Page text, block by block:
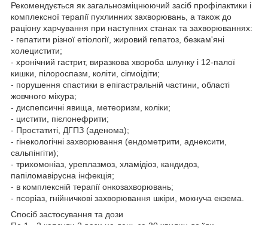
Рекомендується як загальнозміцнюючий засіб профілактики і
комплексної терапії пухлинних захворювань, а також до
раціону харчування при наступних станах та захворюваннях:
- гепатити різної етіології, жировий гепатоз, безкам'яні
холецистити;
- хронічний гастрит, виразкова хвороба шлунку і 12-палої
кишки, пілороспазм, коліти, сігмоідіти;
- порушення спастики в епігастральній частини, області
жовчного міхура;
- диспепсичні явища, метеоризм, коліки;
- цистити, пієлонефрити;
- Простатиті, ДГПЗ (аденома);
- гінекологічні захворювання (ендометрити, аднексити,
сальпінгіти);
- трихомоніаз, уреплазмоз, хламідіоз, кандидоз,
папіломавірусна інфекція;
- в комплексній терапії онкозахворювань;
- псоріаз, гнійничкові захворювання шкіри, мокнуча екзема.
Спосіб застосування та дози